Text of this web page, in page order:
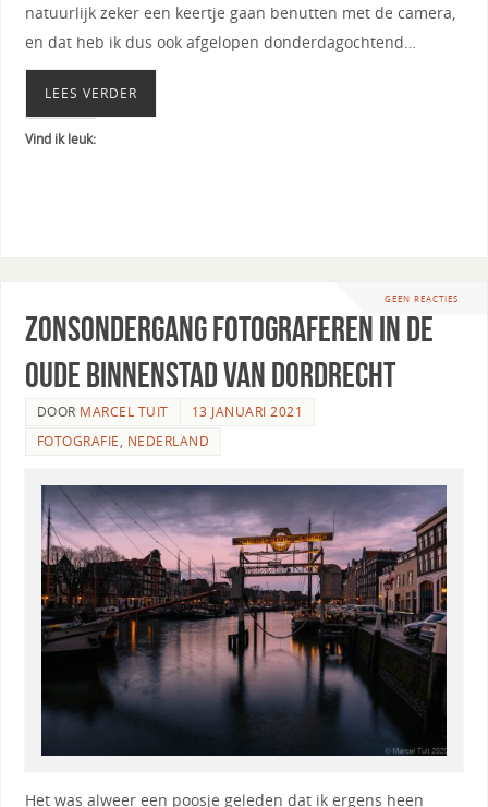
natuurlijk zeker een keertje gaan benutten met de camera,
en dat heb ik dus ook afgelopen donderdagochtend…
LEES VERDER
Vind ik leuk:
GEEN REACTIES
Zonsondergang fotograferen in de
oude binnenstad van Dordrecht
DOOR MARCEL TUIT
13 JANUARI 2021
FOTOGRAFIE, NEDERLAND
Het was alweer een poosje geleden dat ik ergens heen